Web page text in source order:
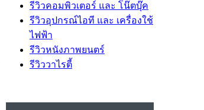
รีวิวคอมพิวเตอร์ และ โน๊ตบุ๊ค
รีวิวอุปกรณ์ไอที และ เครื่องใช้
ไฟฟ้า
รีวิวหนังภาพยนตร์
รีวิววาไรตี้